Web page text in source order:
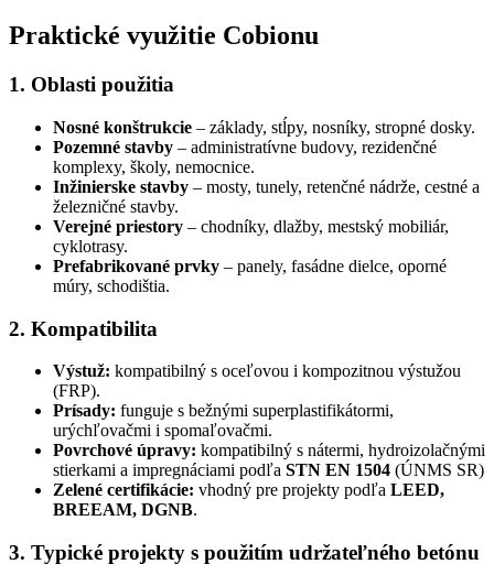
Praktické využitie Cobionu
1. Oblasti použitia
Nosné konštrukcie – základy, stĺpy, nosníky, stropné dosky.
Pozemné stavby – administratívne budovy, rezidenčné
komplexy, školy, nemocnice.
Inžinierske stavby – mosty, tunely, retenčné nádrže, cestné a
železničné stavby.
Verejné priestory – chodníky, dlažby, mestský mobiliár,
cyklotrasy.
Prefabrikované prvky – panely, fasádne dielce, oporné
múry, schodištia.
2. Kompatibilita
Výstuž: kompatibilný s oceľovou i kompozitnou výstužou
(FRP).
Prísady: funguje s bežnými superplastifikátormi,
urýchľovačmi i spomaľovačmi.
Povrchové úpravy: kompatibilný s nátermi, hydroizolačnými
stierkami a impregnáciami podľa STN EN 1504 (ÚNMS SR)
Zelené certifikácie: vhodný pre projekty podľa LEED,
BREEAM, DGNB.
3. Typické projekty s použitím udržateľného betónu